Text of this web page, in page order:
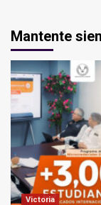
Mantente
Victoria